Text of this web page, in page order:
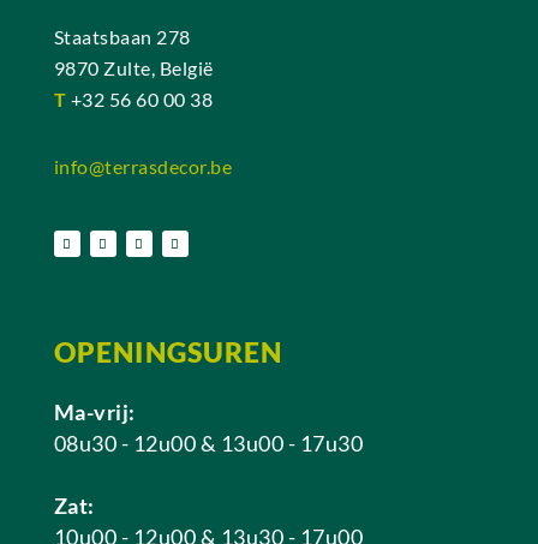
Staatsbaan 278
9870 Zulte, België
T +32 56 60 00 38
info@terrasdecor.be
OPENINGSUREN
Ma-vrij:
08u30 - 12u00 & 13u00 - 17u30
Zat:
10u00 - 12u00 & 13u30 - 17u00